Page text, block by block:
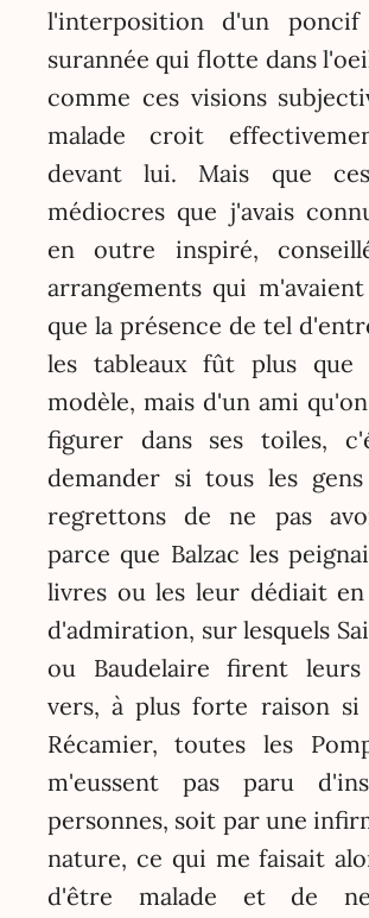
l'interposition d'un
surannée qui flotte dans
comme ces visions
malade croit
devant lui. Mais que
médiocres que j'avais
en outre inspiré,
arrangements qui
que la présence de tel
les tableaux fût plus que
modèle, mais d'un ami
figurer dans ses toiles,
demander si tous les
regrettons de ne pas
parce que Balzac les
livres ou les leur dédiait en
d'admiration, sur lesquels
ou Baudelaire firent
vers, à plus forte raison si
Récamier, toutes les
m'eussent pas paru
personnes, soit par une
nature, ce qui me faisait
d'être malade et de